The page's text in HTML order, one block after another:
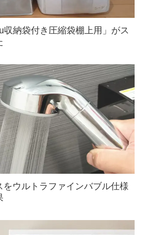
収納袋付き圧縮袋棚上用」がス
をウルトラファインバブル仕様